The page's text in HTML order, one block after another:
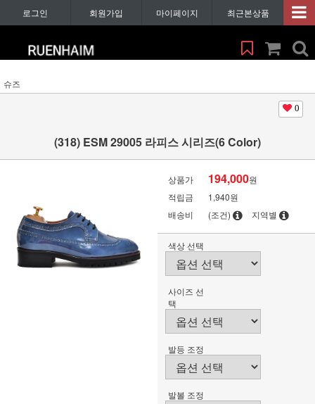
로그인 회원가입 마이페이지 최근본상품
슈즈
0
(318) ESM 29005 라피스 시리즈(6 Color)
상품가 194,000원
적립금
1,940원
배송비
(조건) 지역별
색상 선택
사이즈 선
택
발등 조정
발볼 조정